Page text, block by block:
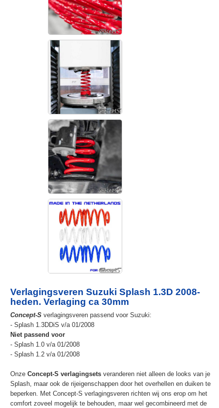
Verlagingsveren Suzuki Splash 1.3D 2008-
heden. Verlaging ca 30mm
Concept-Sverlagingsveren passend voor Suzuki:
- Splash 1.3DDiS v/a 01/2008
Nietpassend voor
- Splash 1.0 v/a 01/2008
- Splash 1.2 v/a 01/2008
Onze Concept-S verlagingsetsveranderen niet alleen de looks van je
Splash, maar ook de rijeigenschappen door het overhellen en duiken te
beperken. Met Concept-S verlagingsveren richten wij ons erop om het
comfort zoveel mogelijk te behouden, maar wel gecombineerd met de